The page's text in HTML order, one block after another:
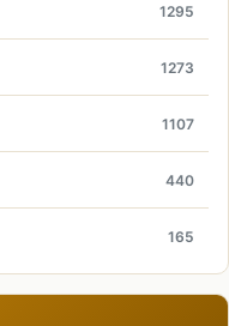
1295
1273
1107
440
165